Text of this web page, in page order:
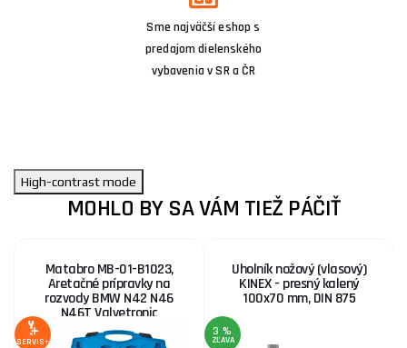
Sme najväčší eshop s
predajom dielenského
vybavenia v SR a ČR
High-contrast mode
MOHLO BY SA VÁM TIEŽ PÁČIŤ
Matabro MB-01-B1023,
Aretačné prípravky na
rozvody BMW N42 N46
N46T Valvetronic
SERVIS+
Uholník nožový (vlasový)
KINEX - presný kalený
100x70 mm, DIN 875
3 %
ZĽAVA